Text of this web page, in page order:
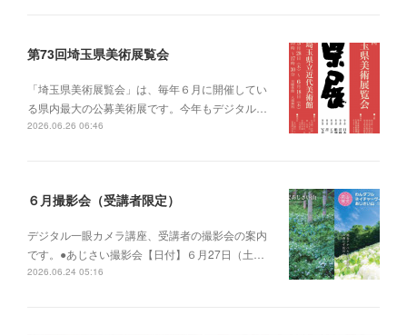
第73回埼玉県美術展覧会
「埼玉県美術展覧会」は、毎年６月に開催してい
る県内最大の公募美術展です。今年もデジタル…
2026.06.26 06:46
６月撮影会（受講者限定）
デジタル一眼カメラ講座、受講者の撮影会の案内
です。●あじさい撮影会【日付】６月27日（土…
2026.06.24 05:16